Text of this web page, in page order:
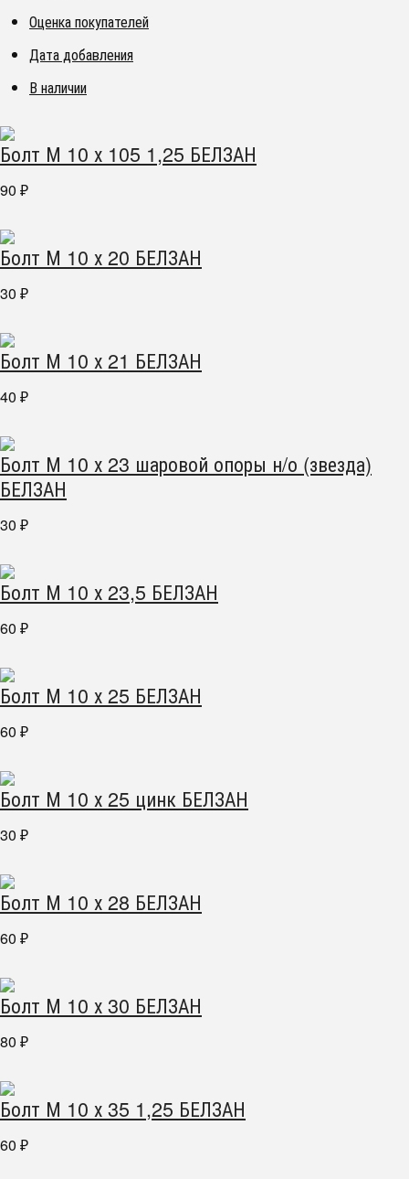
Оценка покупателей
Дата добавления
В наличии
Болт М 10 х 105 1,25 БЕЛЗАН
90 ₽
Болт М 10 х 20 БЕЛЗАН
30 ₽
Болт М 10 х 21 БЕЛЗАН
40 ₽
Болт М 10 х 23 шаровой опоры н/о (звезда)
БЕЛЗАН
30 ₽
Болт М 10 х 23,5 БЕЛЗАН
60 ₽
Болт М 10 х 25 БЕЛЗАН
60 ₽
Болт М 10 х 25 цинк БЕЛЗАН
30 ₽
Болт М 10 х 28 БЕЛЗАН
60 ₽
Болт М 10 х 30 БЕЛЗАН
80 ₽
Болт М 10 х 35 1,25 БЕЛЗАН
60 ₽